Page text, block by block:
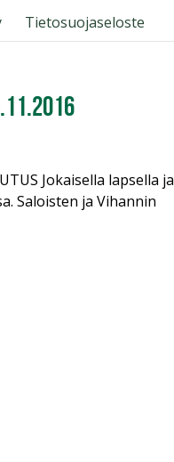
Tietosuojaseloste
Jokaisella lapsella ja
Saloisten ja Vihannin